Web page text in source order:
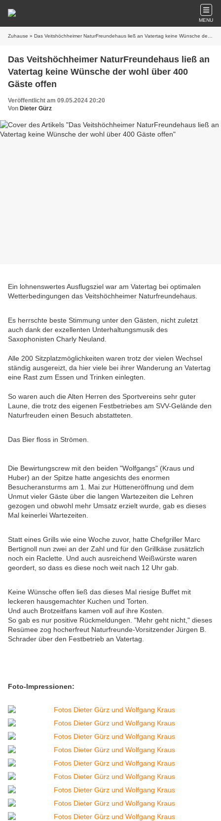
MENU
Zuhause » Das Veitshöchheimer NaturFreundehaus ließ an Vatertag keine Wünsche der wohl über 400 Gäste offen
Das Veitshöchheimer NaturFreundehaus ließ an
Vatertag keine Wünsche der wohl über 400
Gäste offen
Veröffentlicht am 09.05.2024 20:20
Von Dieter Gürz
Ein lohnenswertes Ausflugsziel war am Vatertag bei optimalen
Wetterbedingungen das Veitshöchheimer Naturfreundehaus.
Es herrschte beste Stimmung unter den Gästen, nicht zuletzt
auch dank der exzellenten Unterhaltungsmusik des
Saxophonisten Charly Neuland.
Alle 200 Sitzplatzmöglichkeiten waren trotz der vielen Wechsel
ständig ausgereizt, da hier viele bei ihrer Wanderung an Vatertag
eine Rast zum Essen und Trinken einlegten.
So waren auch die Alten Herren des Sportvereins sehr guter
Laune, die trotz des eigenen Festbetriebes am SVV-Gelände den
Naturfreuden einen Besuch abstatteten.
Das Bier floss in Strömen.
Die Bewirtungscrew mit den beiden "Wolfgangs" (Kraus und
Huber) an der Spitze hatte angesichts des enormen
Besucheransturms am 1. Mai zur Hütteneröffnung und dem
Unmut vieler Gäste über die langen Wartezeiten die Lehren
gezogen und obwohl mehr Umsatz erzielt wurde, gab es dieses
Mal keinerlei Wartezeiten.
Statt eines Grills wie eine Woche zuvor, hatte Chefgriller Marc
Bertignoll nun zwei an der Zahl und für den Grillkäse zusätzlich
noch ein Raclette. Und auch ausreichend Weißwürste waren
geordert, so dass es diese noch weit nach 12 Uhr gab.
Keine Wünsche offen ließ das dieses Mal riesige Buffet mit
leckeren hausgemachter Kuchen und Torten.
Und auch Brotzeitfans kamen voll auf ihre Kosten.
So gab es nur positive Rückmeldungen. "Mehr geht nicht," dieses
Resümee zog hocherfreut Naturfreunde-Vorsitzender Jürgen B.
Schrader über den Festbetrieb an Vatertag.
Foto-Impressionen: